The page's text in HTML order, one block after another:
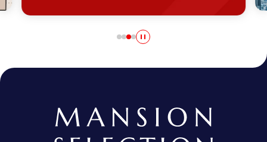
ーズに合わせた無料セミナーをご用意しています。